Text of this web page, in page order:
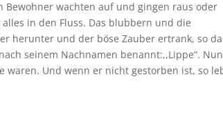
Bewohner wachten auf und gingen raus oder
in den Fluss. Das blubbern und die
herunter und der böse Zauber ertrank, so
seinem Nachnamen benannt:,,Lippe“. Nun
Und wenn er nicht gestorben ist, so